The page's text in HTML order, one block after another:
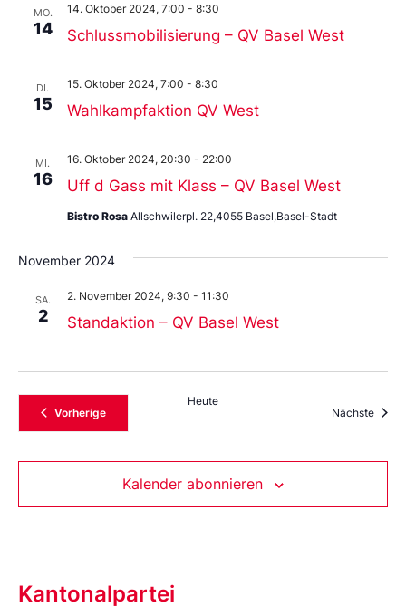
MO.
14 Schlussmobilisierung – QV Basel West
14. Oktober 2024, 7:00 - 8:30
DI.
15 Wahlkampfaktion QV West
15. Oktober 2024, 7:00 - 8:30
MI.
16 Uff d Gass mit Klass – QV Basel West
16. Oktober 2024, 20:30 - 22:00
Bistro Rosa Allschwilerpl. 22,4055 Basel,Basel-Stadt
November 2024
SA.
2 Standaktion – QV Basel West
2. November 2024, 9:30 - 11:30
VorherigeVeranstaltungen
Heute
Nächste
Kalender abonnieren
Kantonalpartei